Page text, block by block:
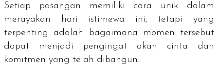
Setiap pasangan memiliki cara unik dalam
merayakan hari istimewa ini, tetapi yang
terpenting adalah bagaimana momen tersebut
dapat menjadi pengingat akan cinta dan
komitmen yang telah dibangun.